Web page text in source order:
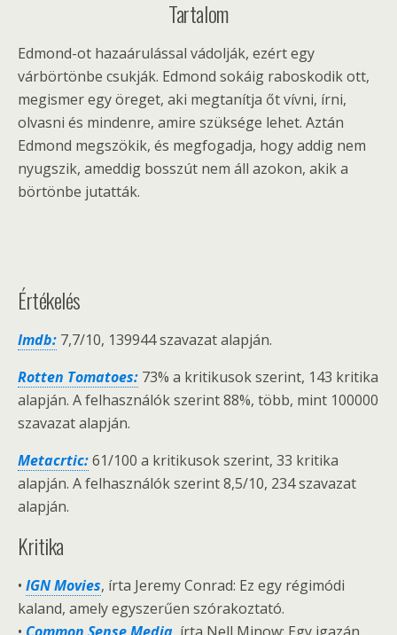
Tartalom
Edmond-ot hazaárulással vádolják, ezért egy
várbörtönbe csukják. Edmond sokáig raboskodik ott,
megismer egy öreget, aki megtanítja őt vívni, írni,
olvasni és mindenre, amire szüksége lehet. Aztán
Edmond megszökik, és megfogadja, hogy addig nem
nyugszik, ameddig bosszút nem áll azokon, akik a
börtönbe jutatták.
Értékelés
Imdb: 7,7/10, 139944 szavazat alapján.
Rotten Tomatoes: 73% a kritikusok szerint, 143 kritika
alapján. A felhasználók szerint 88%, több, mint 100000
szavazat alapján.
Metacrtic:61/100 a kritikusok szerint, 33 kritika
alapján. A felhasználók szerint 8,5/10, 234 szavazat
alapján.
Kritika
• IGN Movies, írta Jeremy Conrad: Ez egy régimódi
kaland, amely egyszerűen szórakoztató.